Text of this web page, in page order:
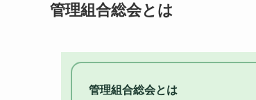
管理組合総会とは
管理組合総会とは